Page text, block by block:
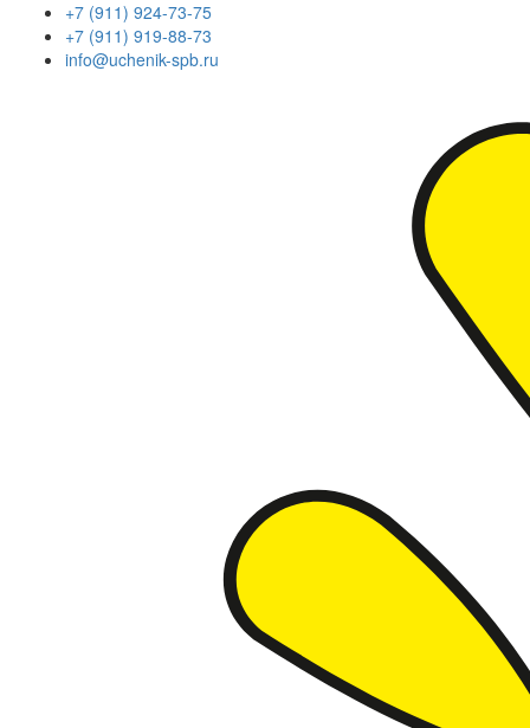
+7 (911) 924-73-75
+7 (911) 919-88-73
info@uchenik-spb.ru